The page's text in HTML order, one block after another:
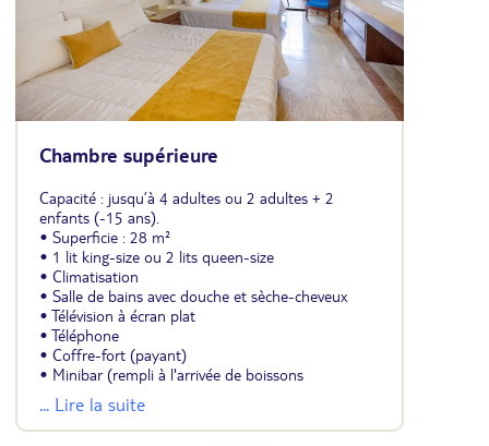
Chambre supérieure
Capacité : jusqu’à 4 adultes ou 2 adultes + 2
enfants (-15 ans).
• Superficie : 28 m²
• 1 lit king-size ou 2 lits queen-size
• Climatisation
• Salle de bains avec douche et sèche-cheveux
• Télévision à écran plat
• Téléphone
• Coffre-fort (payant)
• Minibar (rempli à l'arrivée de boissons
rafraîchissantes, l'eau est filtrée sur place grâce au
système Vero Water)
• Fer et table à repasser
... Lire la suite